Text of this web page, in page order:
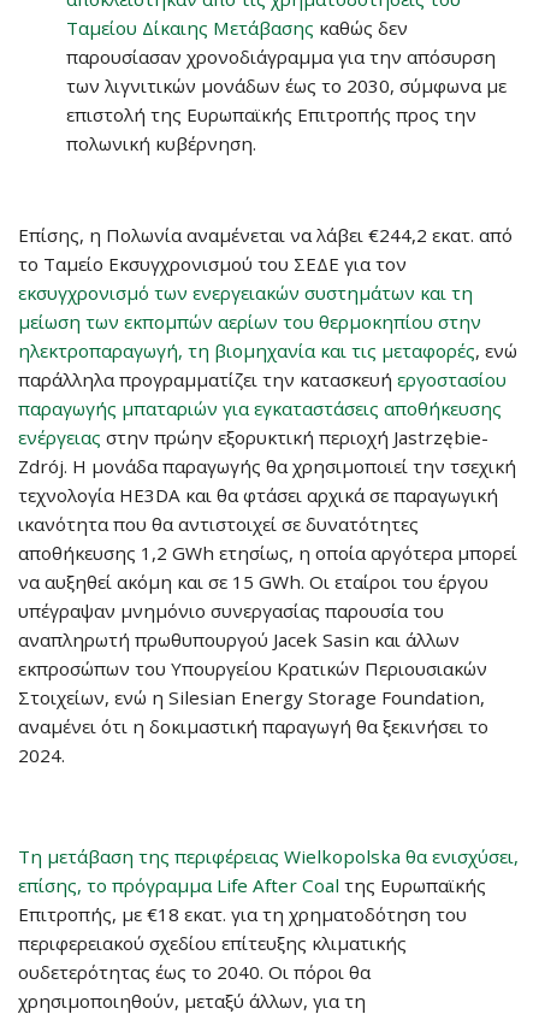
Ταμείου Δίκαιης Μετάβασης καθώς δεν
παρουσίασαν χρονοδιάγραμμα για την απόσυρση
των λιγνιτικών μονάδων έως το 2030, σύμφωνα με
επιστολή της Ευρωπαϊκής Επιτροπής προς την
πολωνική κυβέρνηση.
Επίσης, η Πολωνία αναμένεται να λάβει €244,2 εκατ. από
το Ταμείο Εκσυγχρονισμού του ΣΕΔΕ για τον
εκσυγχρονισμό των ενεργειακών συστημάτων και τη
μείωση των εκπομπών αερίων του θερμοκηπίου στην
ηλεκτροπαραγωγή, τη βιομηχανία και τις μεταφορές, ενώ
παράλληλα προγραμματίζει την κατασκευή εργοστασίου
παραγωγής μπαταριών για εγκαταστάσεις αποθήκευσης
ενέργειας στην πρώην εξορυκτική περιοχή Jastrzębie-
Zdrój. Η μονάδα παραγωγής θα χρησιμοποιεί την τσεχική
τεχνολογία HE3DA και θα φτάσει αρχικά σε παραγωγική
ικανότητα που θα αντιστοιχεί σε δυνατότητες
αποθήκευσης 1,2 GWh ετησίως, η οποία αργότερα μπορεί
να αυξηθεί ακόμη και σε 15 GWh. Οι εταίροι του έργου
υπέγραψαν μνημόνιο συνεργασίας παρουσία του
αναπληρωτή πρωθυπουργού Jacek Sasin και άλλων
εκπροσώπων του Υπουργείου Κρατικών Περιουσιακών
Στοιχείων, ενώ η Silesian Energy Storage Foundation,
αναμένει ότι η δοκιμαστική παραγωγή θα ξεκινήσει το
2024.
Τη μετάβαση της περιφέρειας Wielkopolska θα ενισχύσει,
επίσης, το πρόγραμμα Life After Coal της Ευρωπαϊκής
Επιτροπής, με €18 εκατ. για τη χρηματοδότηση του
περιφερειακού σχεδίου επίτευξης κλιματικής
ουδετερότητας έως το 2040. Οι πόροι θα
χρησιμοποιηθούν, μεταξύ άλλων, για τη